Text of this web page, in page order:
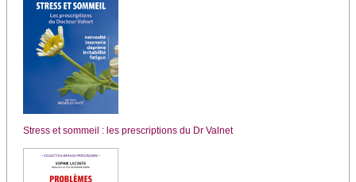
Stress et sommeil : les prescriptions du Dr Valnet